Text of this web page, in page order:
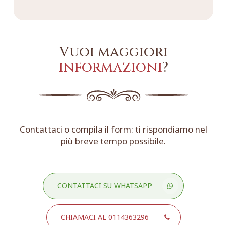
Vuoi maggiori
informazioni?
Contattaci o compila il form: ti rispondiamo nel
più breve tempo possibile.
CONTATTACI SU WHATSAPP
CHIAMACI AL 0114363296